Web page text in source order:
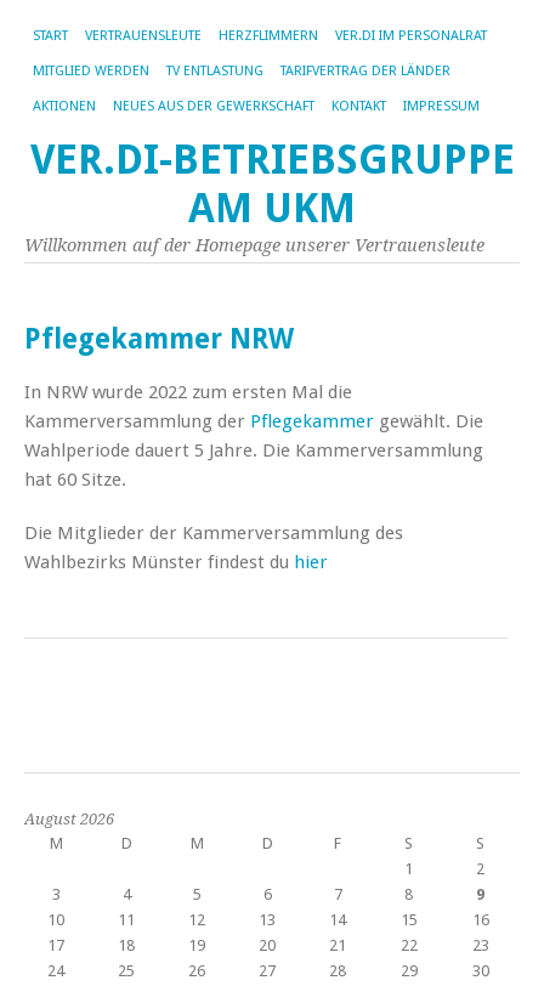
START VERTRAUENSLEUTE HERZFLIMMERN VER.DI IM PERSONALRAT
MITGLIED WERDEN TV ENTLASTUNG TARIFVERTRAG DER LÄNDER
AKTIONEN NEUES AUS DER GEWERKSCHAFT KONTAKT IMPRESSUM
VER.DI-BETRIEBSGRUPPE
AM UKM
Willkommen auf der Homepage unserer Vertrauensleute
Pflegekammer NRW
In NRW wurde 2022 zum ersten Mal die
Kammerversammlung der Pflegekammer gewählt. Die
Wahlperiode dauert 5 Jahre. Die Kammerversammlung
hat 60 Sitze.
Die Mitglieder der Kammerversammlung des
Wahlbezirks Münster findest du hier
August 2026
M
D M D F S
S
1
2
3
4 5 6 7 8
9
10
11 12 13 14 15
16
17
18 19 20 21 22
23
24
25 26 27 28 29
30